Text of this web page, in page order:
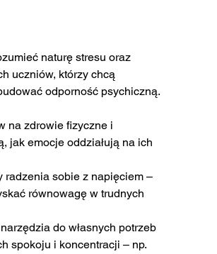
naturę stresu oraz
uczniów, którzy chcą
odporność psychiczną.
na zdrowie fizyczne i
jak emocje oddziałują na ich
radzenia sobie z napięciem –
równowagę w trudnych
do własnych potrzeb
spokoju i koncentracji – np.